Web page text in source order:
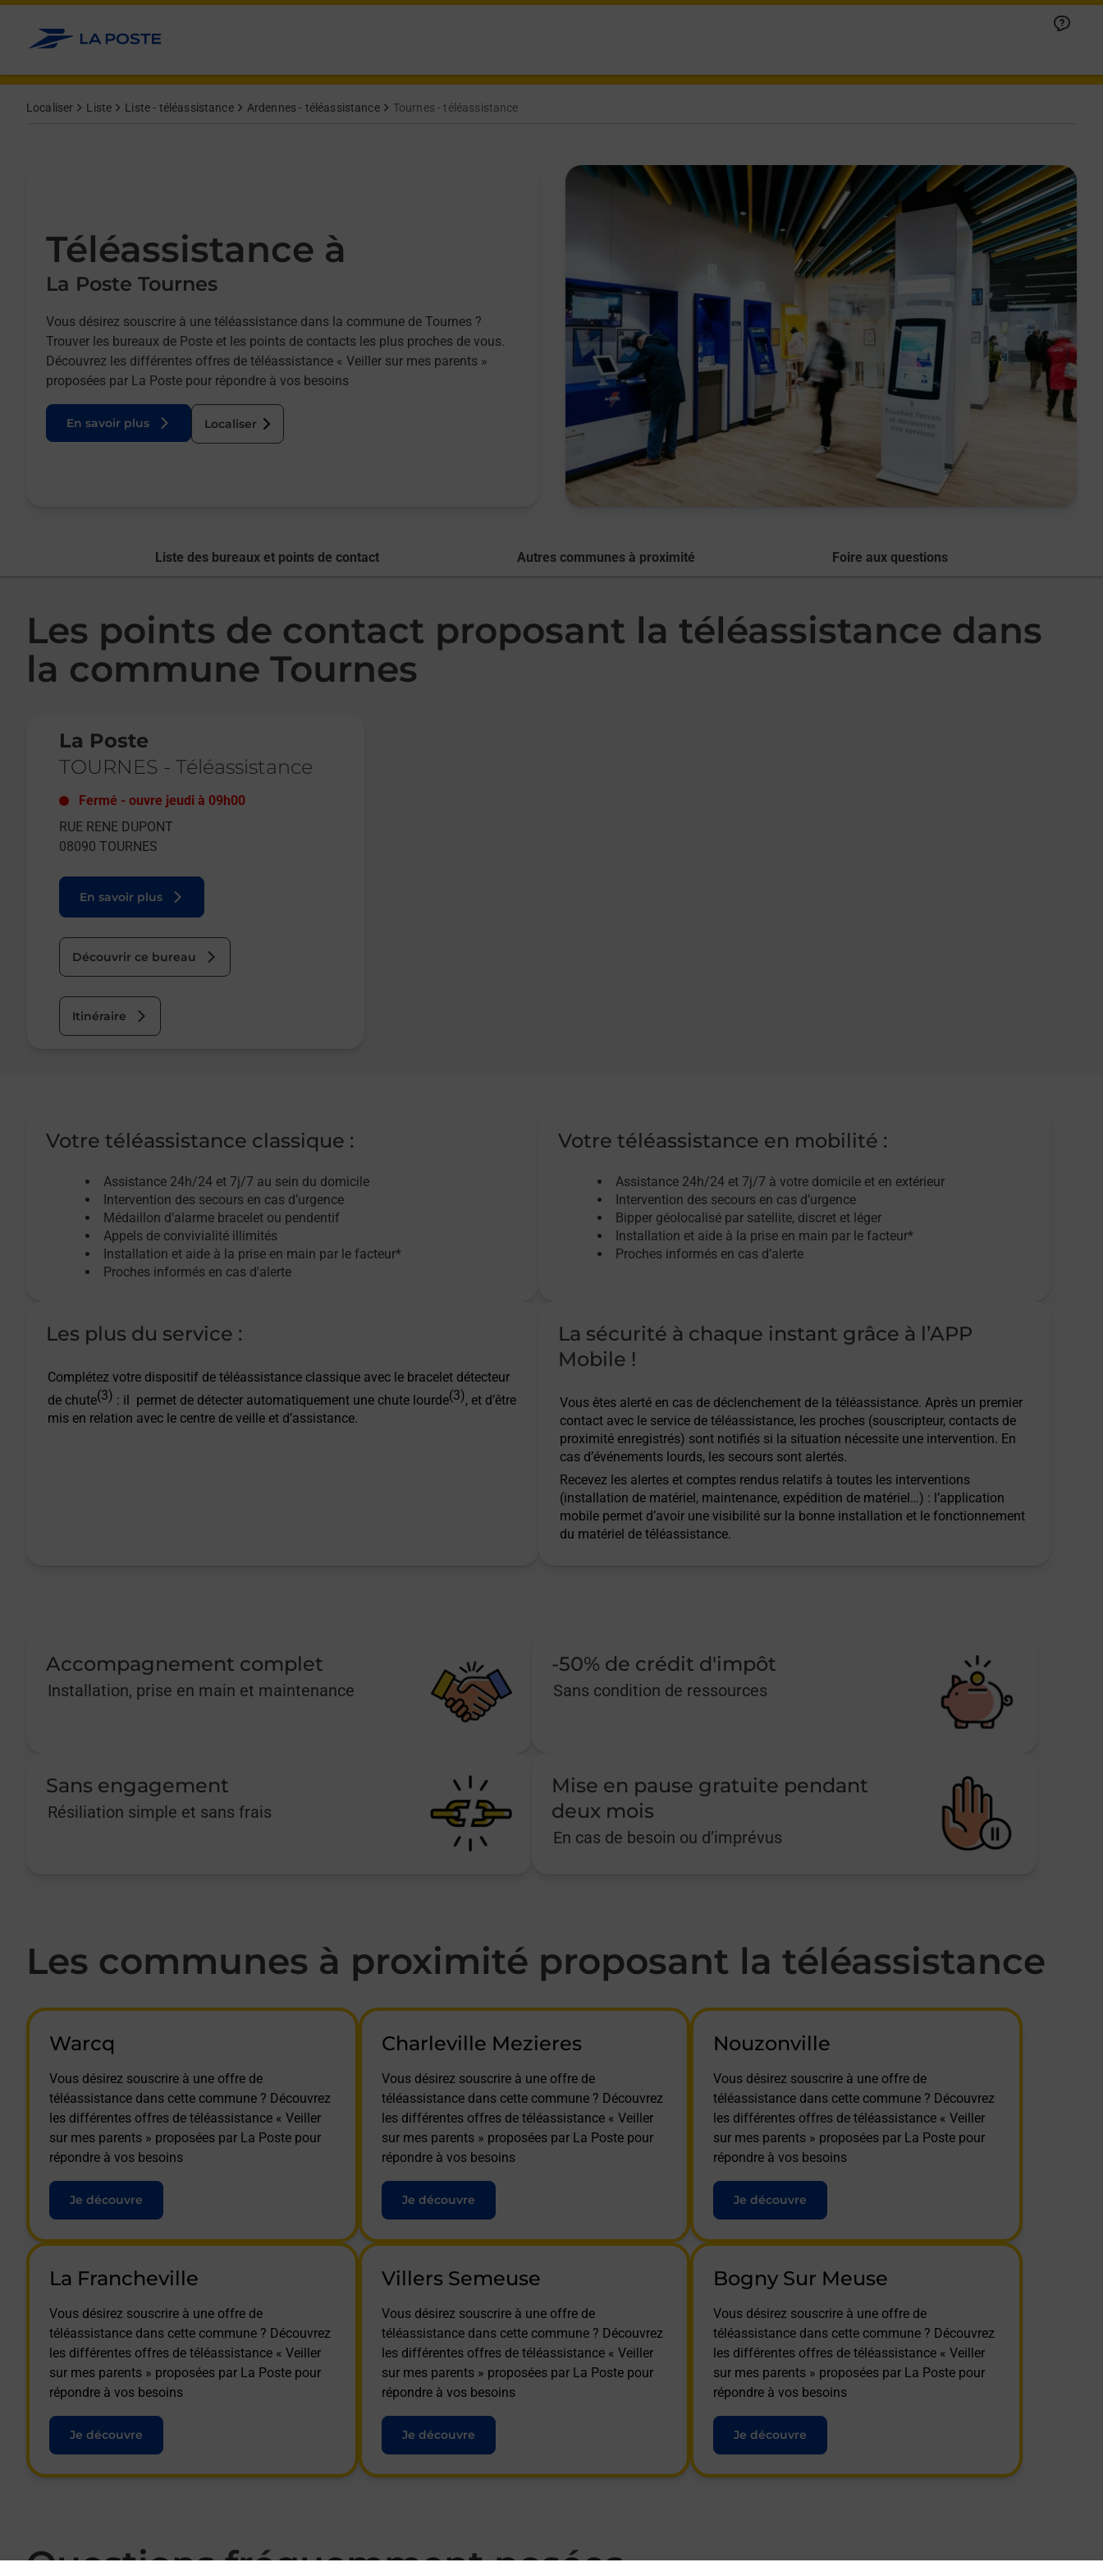
Allez au contenu
Localiser Liste Liste - téléassistance Ardennes - téléassistance Tournes - téléassistance
Téléassistance à
La Poste Tournes
Vous désirez souscrire à une téléassistance dans la commune de Tournes ?
Trouver les bureaux de Poste et les points de contacts les plus proches de vous.
Découvrez les différentes offres de téléassistance « Veiller sur mes parents »
proposées par La Poste pour répondre à vos besoins
En savoir plus Localiser
Liste des bureaux et points de contact Autres communes à proximité Foire aux questions
Les points de contact proposant la téléassistance dans
la commune Tournes
La Poste
TOURNES - Téléassistance
Fermé - ouvre jeudi à 09h00
RUE RENE DUPONT
08090 TOURNES
En savoir plus
Découvrir ce bureau
Itinéraire
Votre téléassistance classique :
Assistance 24h/24 et 7j/7 au sein du domicile
Intervention des secours en cas d’urgence
Médaillon d’alarme bracelet ou pendentif
Appels de convivialité illimités
Installation et aide à la prise en main par le facteur*
Proches informés en cas d'alerte
Votre téléassistance en mobilité :
Assistance 24h/24 et 7j/7 à votre domicile et en extérieur
Intervention des secours en cas d’urgence
Bipper géolocalisé par satellite, discret et léger
Installation et aide à la prise en main par le facteur*
Proches informés en cas d’alerte
Les plus du service :
Complétez votre dispositif de téléassistance classique avec le bracelet détecteur
de chute(3) : il permet de détecter automatiquement une chute lourde(3), et d’être
mis en relation avec le centre de veille et d’assistance.
La sécurité à chaque instant grâce à l’APP
Mobile !
Vous êtes alerté en cas de déclenchement de la téléassistance. Après un premier
contact avec le service de téléassistance, les proches (souscripteur, contacts de
proximité enregistrés) sont notifiés si la situation nécessite une intervention. En
cas d’événements lourds, les secours sont alertés.
Recevez les alertes et comptes rendus relatifs à toutes les interventions
(installation de matériel, maintenance, expédition de matériel…) : l’application
mobile permet d’avoir une visibilité sur la bonne installation et le fonctionnement
du matériel de téléassistance.
Accompagnement complet
Installation, prise en main et maintenance
-50% de crédit d'impôt
Sans condition de ressources
Sans engagement
Résiliation simple et sans frais
Mise en pause gratuite pendant
deux mois
En cas de besoin ou d’imprévus
Les communes à proximité proposant la téléassistance
Warcq
Vous désirez souscrire à une offre de
téléassistance dans cette commune ? Découvrez
les différentes offres de téléassistance « Veiller
sur mes parents » proposées par La Poste pour
répondre à vos besoins
Je découvre
Charleville Mezieres
Vous désirez souscrire à une offre de
téléassistance dans cette commune ? Découvrez
les différentes offres de téléassistance « Veiller
sur mes parents » proposées par La Poste pour
répondre à vos besoins
Je découvre
Nouzonville
Vous désirez souscrire à une offre de
téléassistance dans cette commune ? Découvrez
les différentes offres de téléassistance « Veiller
sur mes parents » proposées par La Poste pour
répondre à vos besoins
Je découvre
La Francheville
Vous désirez souscrire à une offre de
téléassistance dans cette commune ? Découvrez
les différentes offres de téléassistance « Veiller
sur mes parents » proposées par La Poste pour
répondre à vos besoins
Je découvre
Villers Semeuse
Vous désirez souscrire à une offre de
téléassistance dans cette commune ? Découvrez
les différentes offres de téléassistance « Veiller
sur mes parents » proposées par La Poste pour
répondre à vos besoins
Je découvre
Bogny Sur Meuse
Vous désirez souscrire à une offre de
téléassistance dans cette commune ? Découvrez
les différentes offres de téléassistance « Veiller
sur mes parents » proposées par La Poste pour
répondre à vos besoins
Je découvre
Questions fréquemment posées
Afficher ou masquer la réponse
Afficher ou masquer la réponse
Afficher ou masquer la réponse